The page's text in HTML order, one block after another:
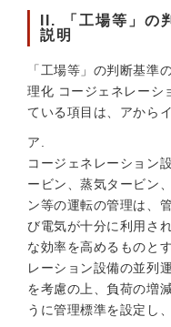
II. 「工場等」の
説明
「工場等」の判断基準
理化 コージェネレーシ
ている項目は、アから
ア.
コージェネレーション
ービン、蒸気タービン
ン等の運転の管理は、
び電気が十分に利用さ
な効率を高めるものと
レーション設備の並列
を考慮の上、負荷の増
うに管理標準を設定し